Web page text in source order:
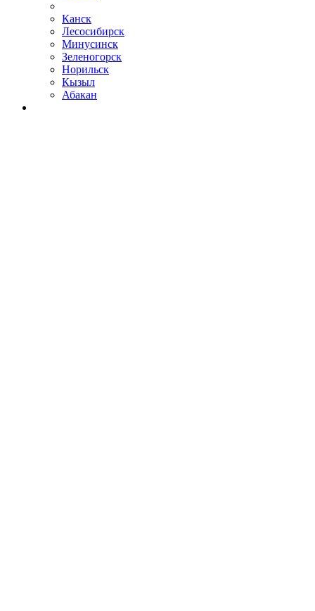
Канск
Лесосибирск
Минусинск
Зеленогорск
Норильск
Кызыл
Абакан